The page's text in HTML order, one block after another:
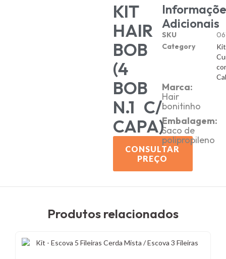
KIT
HAIR
BOB
(4
BOB
N.1 C/
CAPA)
CONSULTAR
PREÇO
Adicionais
SKU
Category
Marca:
Hair
bonitinho
Embalagem:
Saco de
polipropileno
Produtos relacionados